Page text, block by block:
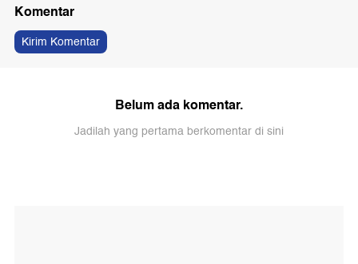
Komentar
Kirim Komentar
Belum ada komentar.
Jadilah yang pertama berkomentar di sini